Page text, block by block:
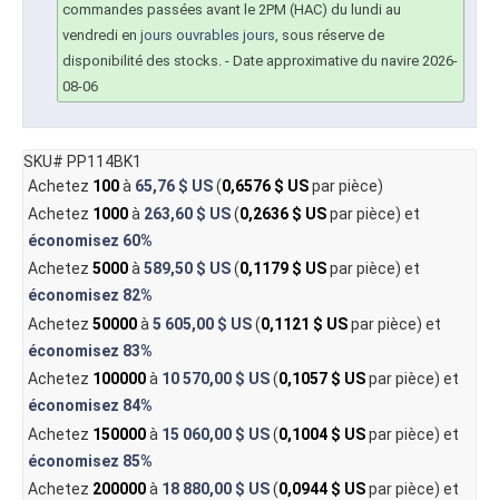
commandes passées avant le 2PM (HAC) du lundi au
vendredi en jours ouvrables jours, sous réserve de
disponibilité des stocks. - Date approximative du navire 2026-
08-06
SKU# PP114BK1
Achetez 100à 65,76 $ US(0,6576 $ USpar pièce)
Achetez 1000à 263,60 $ US(0,2636 $ USpar pièce) et
économisez 60%
Achetez 5000à589,50 $ US(0,1179 $ USpar pièce) et
économisez 82%
Achetez 50000à 5 605,00 $ US(0,1121 $ USpar pièce) et
économisez 83%
Achetez 100000à 10 570,00 $ US(0,1057 $ USpar pièce) et
économisez 84%
Achetez 150000à 15 060,00 $ US(0,1004 $ USpar pièce) et
économisez 85%
Achetez 200000à 18 880,00 $ US(0,0944 $ USpar pièce) et